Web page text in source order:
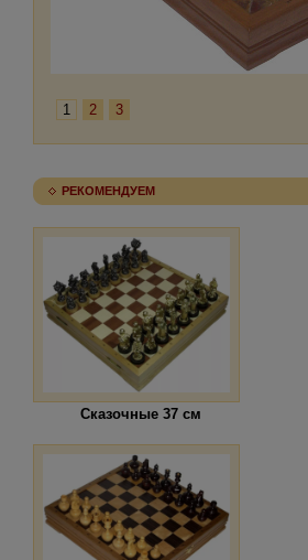
1 2 3
РЕКОМЕНДУЕМ
Сказочные 37 см